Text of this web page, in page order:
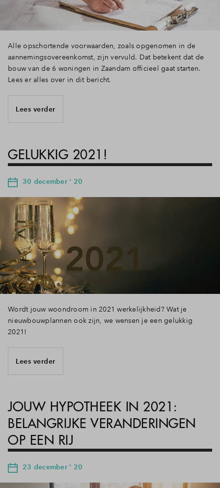
Alle opschortende voorwaarden, zoals opgenomen in de
aannemingsovereenkomst, zijn vervuld. Dat betekent dat de
bouw van de 6 woningen in Zaandam officieel gaat starten.
Lees er alles over in dit bericht.
Lees verder
GELUKKIG 2021!
30 december ' 20
Wordt jouw woondroom in 2021 werkelijkheid? Wat je
nieuwbouwplannen ook zijn, we wensen je een gelukkig
2021!
Lees verder
JOUW HYPOTHEEK IN 2021:
BELANGRIJKE VERANDERINGEN
OP EEN RIJ
23 december ' 20